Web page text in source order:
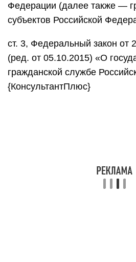
Федерации (далее также —
субъектов Российской
ст. 3, Федеральный закон от
(ред. от 05.10.2015) «О
гражданской службе
{КонсультантПлюс}